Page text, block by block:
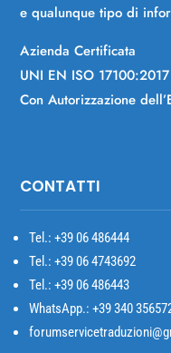
e qualunque tipo di
Azienda Certificata
UNI EN ISO
Con Autorizzazione
CONTATTI
Tel.: +3906 486444
Tel.: +39 06 4743692
Tel.: +39 06 486443
WhatsApp.: +39 340